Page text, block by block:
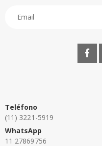
Teléfono
(11) 3221-5919
WhatsApp
11 27869756